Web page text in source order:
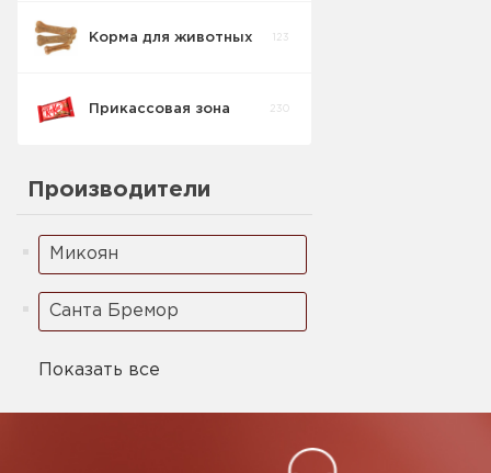
Печенье
Корма для животных 123
Прикассовая зона 230
Производители
Микоян
Санта Бремор
Показать все